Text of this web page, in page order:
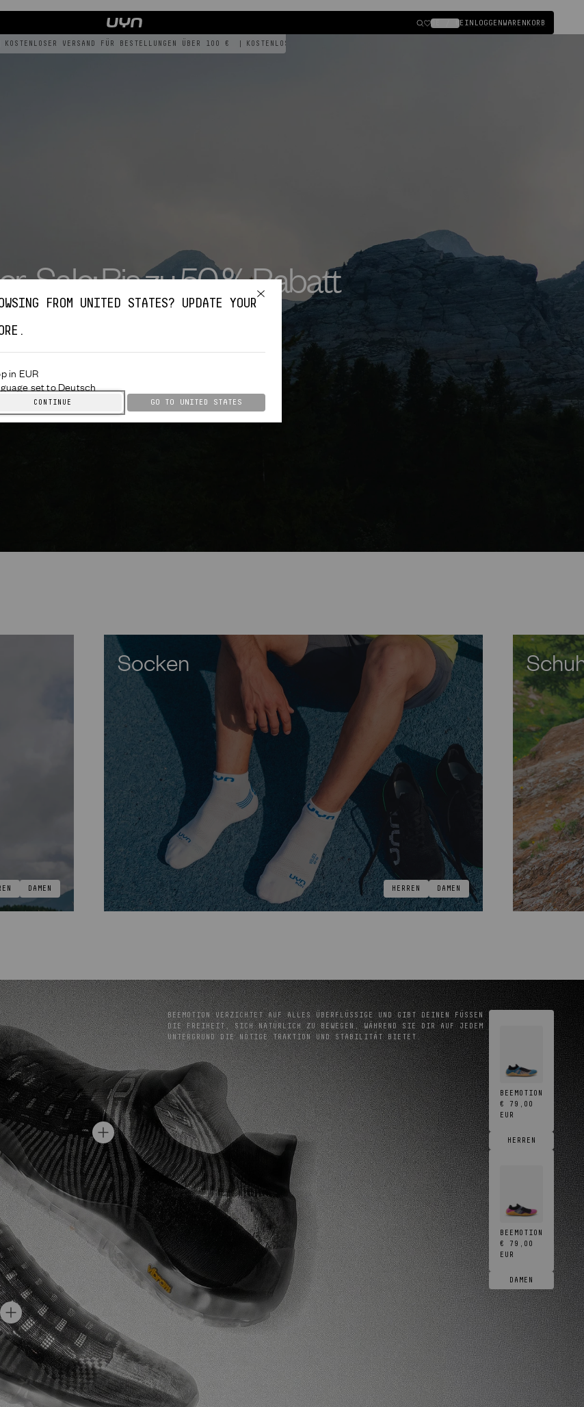
FROM UNITED STATES? UPDATE YOUR
in EUR
set to Deutsch
CONTINUE GO TO UNITED STATES
DE / €EINLOGGEN
Einloggen
WARENKORB
VERSAND FÜR BESTELLUNGEN ÜBER 100 € | KOSTENLOSE RÜCKSENDUNG
Sale: Bis zu 50 % Rabatt
DAMEN
Socken
HERREN DAMEN
BEEMOTION VERZICHTET AUF ALLES ÜBERFLÜSSIGE UND GIBT DEINEN FÜSSEN D
IE FREIHEIT, SICH NATÜRLICH ZU BEWEGEN, WÄHREND SIE DIR AUF JEDEM U
NTERGRUND DIE NÖTIGE TRAKTION UND STABILITÄT BIETET.
BEEMOTION
€ 79,00
EUR
HERREN
BEEMOTION
€ 79,00
EUR
DAMEN